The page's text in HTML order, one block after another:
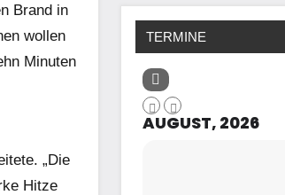
Brand in
wollen
Minuten
„Die
Hitze
TERMINE
AUGUST, 2026